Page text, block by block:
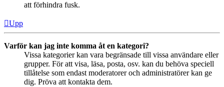
att förhindra fusk.
Upp
Varför kan jag inte komma åt en kategori?
Vissa kategorier kan vara begränsade till vissa användare eller
grupper. För att visa, läsa, posta, osv. kan du behöva speciell
tillåtelse som endast moderatorer och administratörer kan ge
dig. Pröva att kontakta dem.